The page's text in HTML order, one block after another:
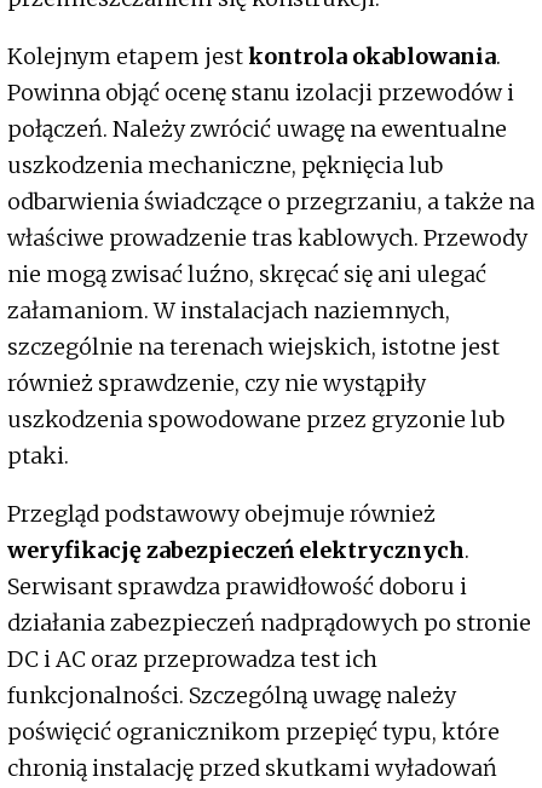
Kolejnym etapem jestkontrola okablowania.
Powinna objąć ocenę stanu izolacji przewodów i
połączeń. Należy zwrócić uwagę na ewentualne
uszkodzenia mechaniczne, pęknięcia lub
odbarwienia świadczące o przegrzaniu, a także na
właściwe prowadzenie tras kablowych. Przewody
nie mogą zwisać luźno, skręcać się ani ulegać
załamaniom. W instalacjach naziemnych,
szczególnie na terenach wiejskich, istotne jest
również sprawdzenie, czy nie wystąpiły
uszkodzenia spowodowane przez gryzonie lub
ptaki.
Przegląd podstawowy obejmuje również
weryfikację zabezpieczeń elektrycznych.
Serwisant sprawdza prawidłowość doboru i
działania zabezpieczeń nadprądowych po stronie
DC i AC oraz przeprowadza test ich
funkcjonalności. Szczególną uwagę należy
poświęcić ogranicznikom przepięć typu, które
chronią instalację przed skutkami wyładowań